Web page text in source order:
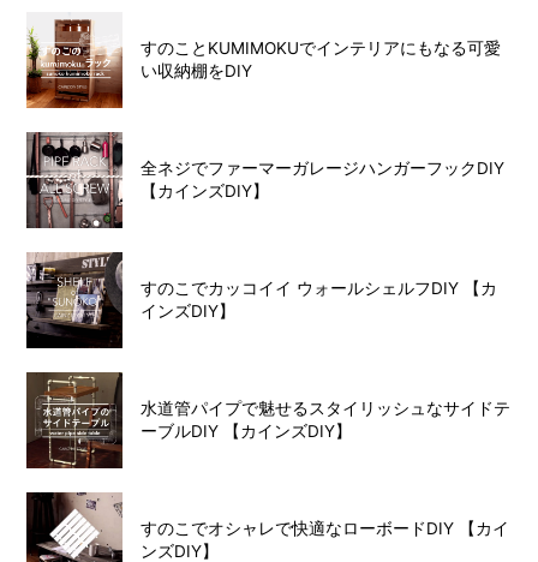
すのことKUMIMOKUでインテリアにもなる可愛
い収納棚をDIY
全ネジでファーマーガレージハンガーフックDIY
【カインズDIY】
すのこでカッコイイ ウォールシェルフDIY 【カ
インズDIY】
水道管パイプで魅せるスタイリッシュなサイドテ
ーブルDIY 【カインズDIY】
すのこでオシャレで快適なローボードDIY 【カイ
ンズDIY】